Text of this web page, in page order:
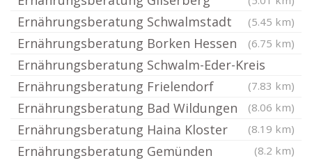
Ernährungsberatung Schwalmstadt (5.45 km)
Ernährungsberatung Borken Hessen (6.75 km)
Ernährungsberatung Schwalm-Eder-Kreis
(7.83 km)
Ernährungsberatung Frielendorf
(8.06 km)
Ernährungsberatung Bad Wildungen
(8.19 km)
Ernährungsberatung Haina Kloster
(8.2 km)
Ernährungsberatung Gemünden